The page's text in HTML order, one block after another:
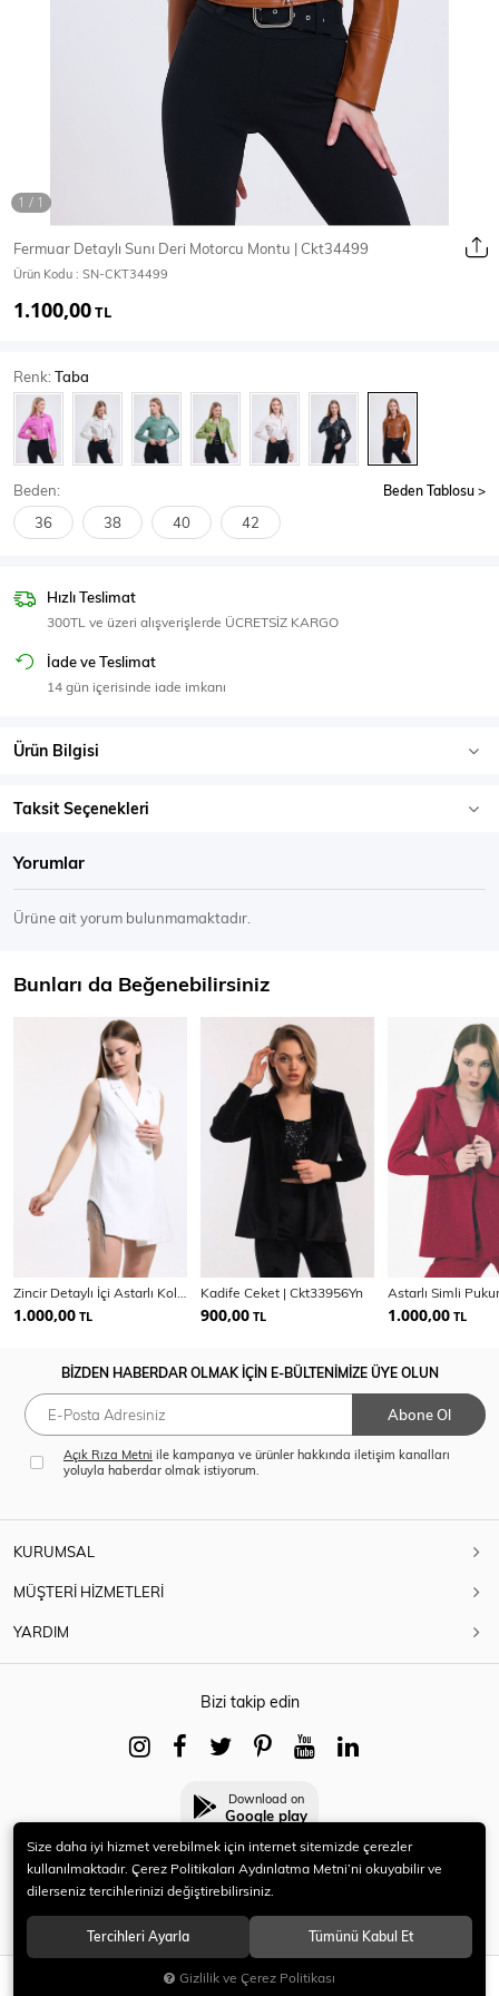
Mont & Kaban Yağmurluk
T-Shirt
Body Atlet Crop & Büstiyer
SPOR GİYİM
Eşofman Üstü
Fermuar Detaylı Sunı Deri Motorcu Montu | Ckt34499
Ürün Kodu : SN-CKT34499
1.100,00TL
Renk:Taba
Beden: Beden Tablosu
36 38 40 42
SEPETE EKLE
Hızlı Teslimat
300TL ve üzeri alışverişlerde ÜCRETSİZ KARGO
İade ve Teslimat
14 gün içerisinde iade imkanı
Ürün Bilgisi
Taksit Seçenekleri
Yorumlar
Ürüne ait yorum bulunmamaktadır.
Bunları da Beğenebilirsiniz
1.000,00 TL
Kadife Ceket | Ckt33956Yn
900,00 TL 1.000,00 TL
BİZDEN HABERDAR OLMAK İÇİN E-BÜLTENİMİZE ÜYE OLUN
Abone Ol
Açık Rıza Metni ile kampanya ve ürünler hakkında iletişim kanalları
yoluyla haberdar olmak istiyorum.
KURUMSAL
MÜŞTERİ HİZMETLERİ
YARDIM
Bizi takip edin
Download on
Google play
© 2021 HERYENİ. Tüm hakları saklıdır.
Size daha iyi hizmet verebilmek için internet sitemizde çerezler
kullanılmaktadır. Çerez Politikaları Aydınlatma Metni’ni okuyabilir ve
dilerseniz tercihlerinizi değiştirebilirsiniz.
Tercihleri Ayarla Tümünü Kabul Et
Gizlilik ve Çerez Politikası